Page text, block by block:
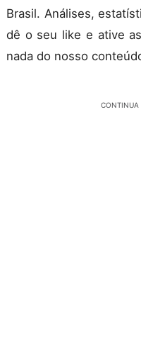
Brasil. Análises,
dê o seu like e ative
nada do nosso
CONTINUA